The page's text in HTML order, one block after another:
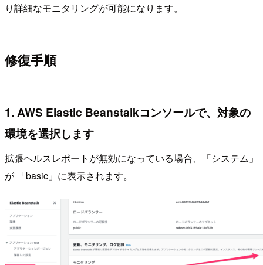
り詳細なモニタリングが可能になります。
修復手順
1. AWS Elastic Beanstalkコンソールで、対象の
環境を選択します
拡張ヘルスレポートが無効になっている場合、「システム」
が 「basic」に表示されます。